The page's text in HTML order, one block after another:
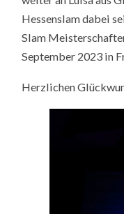
Hessenslam dabei
Slam
September 2023 in
Herzlichen